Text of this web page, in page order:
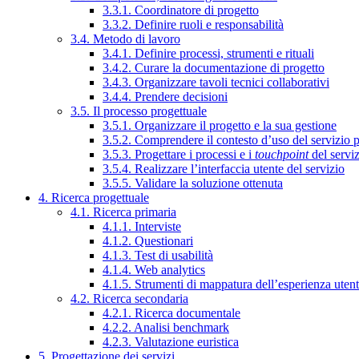
3.3.1. Coordinatore di progetto
3.3.2. Definire ruoli e responsabilità
3.4. Metodo di lavoro
3.4.1. Definire processi, strumenti e rituali
3.4.2. Curare la documentazione di progetto
3.4.3. Organizzare tavoli tecnici collaborativi
3.4.4. Prendere decisioni
3.5. Il processo progettuale
3.5.1. Organizzare il progetto e la sua gestione
3.5.2. Comprendere il contesto d’uso del servizio
3.5.3. Progettare i processi e i touchpointdel
3.5.4. Realizzare l’interfaccia utente del servizio
3.5.5. Validare la soluzione ottenuta
4. Ricerca progettuale
4.1. Ricerca primaria
4.1.1. Interviste
4.1.2. Questionari
4.1.3. Test di usabilità
4.1.4. Web analytics
4.1.5. Strumenti di mappatura dell’esperienza
4.2. Ricerca secondaria
4.2.1. Ricerca documentale
4.2.2. Analisi benchmark
4.2.3. Valutazione euristica
5. Progettazione dei servizi